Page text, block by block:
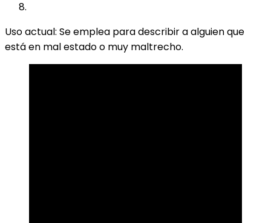
Uso actual: Se emplea para describir a alguien que
está en mal estado o muy maltrecho.